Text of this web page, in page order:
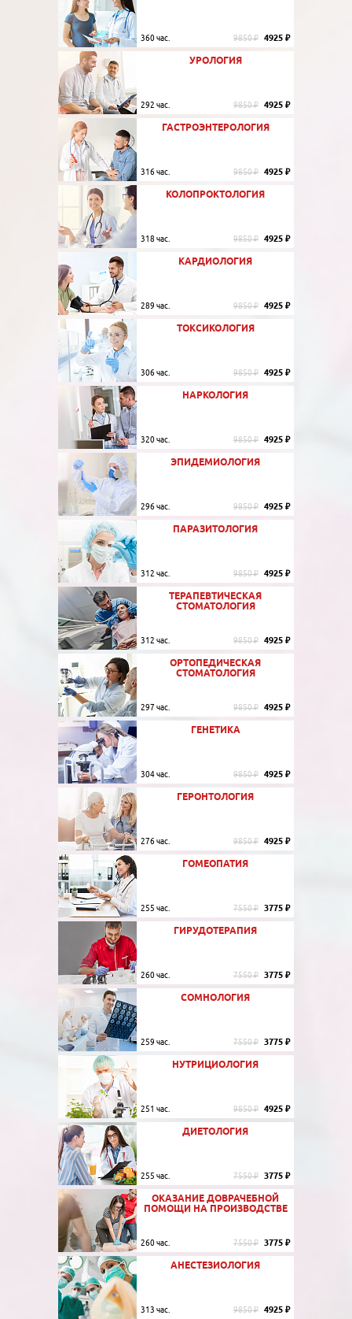
360 час. 9850 ₽ 4925 ₽
УРОЛОГИЯ
292 час. 9850 ₽ 4925 ₽
ГАСТРОЭНТЕРОЛОГИЯ
316 час. 9850 ₽ 4925 ₽
КОЛОПРОКТОЛОГИЯ
318 час. 9850 ₽ 4925 ₽
КАРДИОЛОГИЯ
289 час. 9850 ₽ 4925 ₽
ТОКСИКОЛОГИЯ
306 час. 9850 ₽ 4925 ₽
НАРКОЛОГИЯ
320 час. 9850 ₽ 4925 ₽
ЭПИДЕМИОЛОГИЯ
296 час. 9850 ₽ 4925 ₽
ПАРАЗИТОЛОГИЯ
312 час. 9850 ₽ 4925 ₽
ТЕРАПЕВТИЧЕСКАЯ
СТОМАТОЛОГИЯ
312 час. 9850 ₽ 4925 ₽
ОРТОПЕДИЧЕСКАЯ
СТОМАТОЛОГИЯ
297 час. 9850 ₽ 4925 ₽
ГЕНЕТИКА
304 час. 9850 ₽ 4925 ₽
ГЕРОНТОЛОГИЯ
276 час. 9850 ₽ 4925 ₽
ГОМЕОПАТИЯ
255 час. 7550 ₽ 3775 ₽
ГИРУДОТЕРАПИЯ
260 час. 7550 ₽ 3775 ₽
СОМНОЛОГИЯ
259 час. 7550 ₽ 3775 ₽
НУТРИЦИОЛОГИЯ
251 час. 9850 ₽ 4925 ₽
ДИЕТОЛОГИЯ
255 час. 7550 ₽ 3775 ₽
ОКАЗАНИЕ ДОВРАЧЕБНОЙ
ПОМОЩИ НА ПРОИЗВОДСТВЕ
260 час. 7550 ₽ 3775 ₽
АНЕСТЕЗИОЛОГИЯ
313 час. 9850 ₽ 4925 ₽